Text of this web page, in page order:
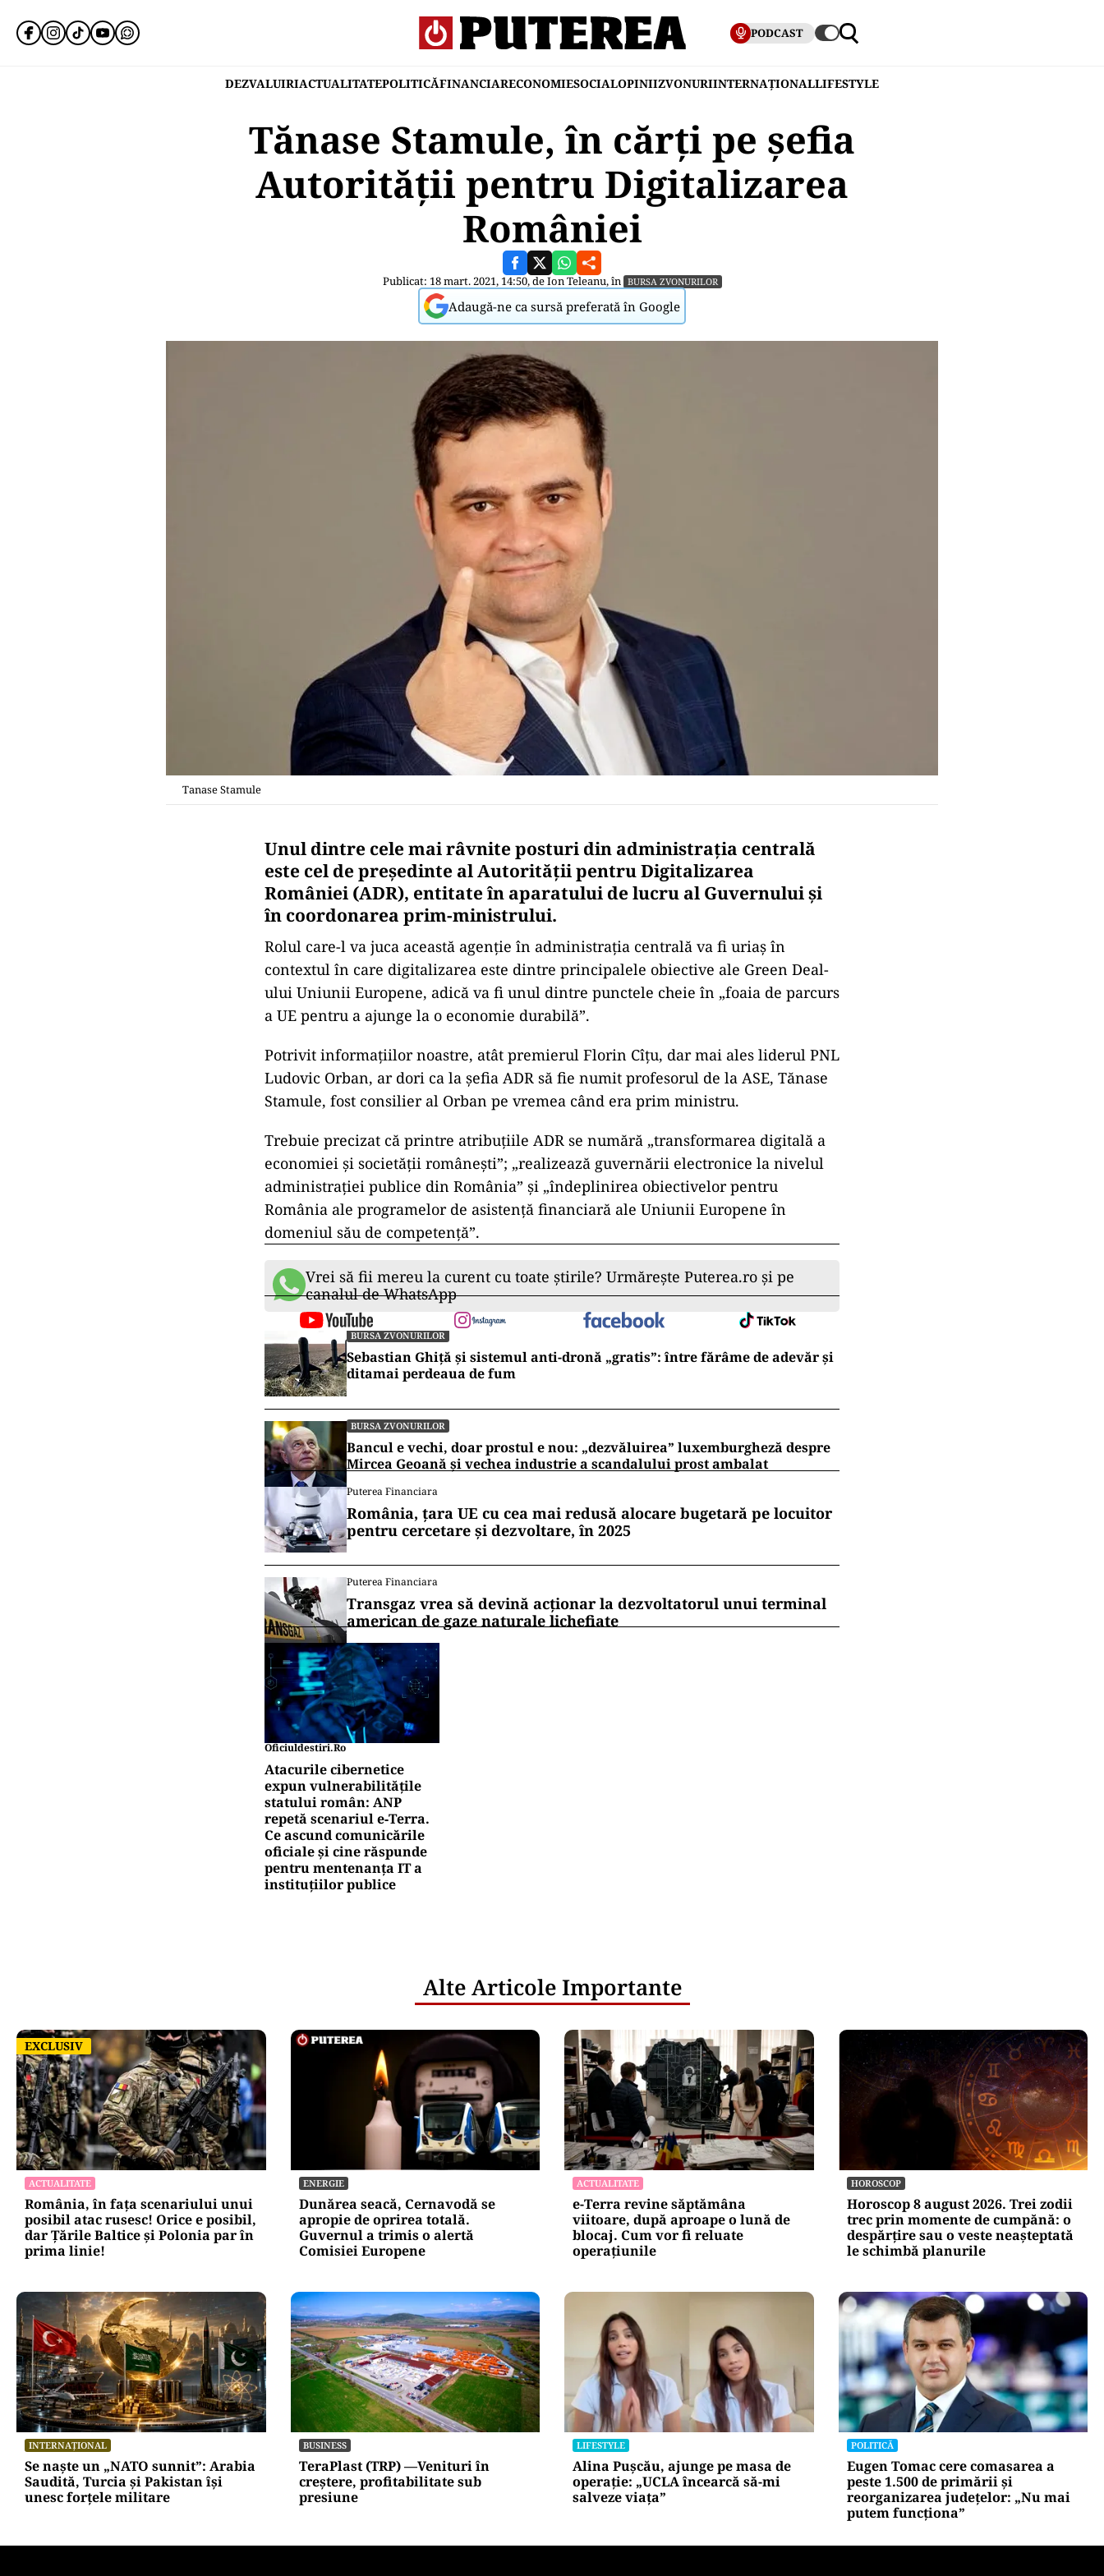
PODCAST
DEZVALUIRIACTUALITATEPOLITICĂFINANCIARECONOMIESOCIALOPINIIZVONURIINTERNAȚIONALLIFESTYLE
Tănase Stamule, în cărți pe șefia
Autorității pentru Digitalizarea
României
Publicat: 18 mart. 2021, 14:50, deIon Teleanu, în BURSA ZVONURILOR
Adaugă-ne ca sursă preferată în Google
Tanase Stamule
Unul dintre cele mai râvnite posturi din administrația centrală
este cel de președinte al Autorității pentru Digitalizarea
României (ADR), entitate în aparatului de lucru al Guvernului şi
în coordonarea prim-ministrului.
Rolul care-l va juca această agenție în administrația centrală va fi uriaș în
contextul în care digitalizarea este dintre principalele obiective ale Green Deal-
ului Uniunii Europene, adică va fi unul dintre punctele cheie în „foaia de parcurs
a UE pentru a ajunge la o economie durabilă”.
Potrivit informațiilor noastre, atât premierul Florin Cîțu, dar mai ales liderul PNL
Ludovic Orban, ar dori ca la șefia ADR să fie numit profesorul de la ASE, Tănase
Stamule, fost consilier al Orban pe vremea când era prim ministru.
ad
Trebuie precizat că printre atribuțiile ADR se numără „transformarea digitală a
economiei şi societăţii româneşti”; „realizează guvernării electronice la nivelul
administraţiei publice din România” și „îndeplinirea obiectivelor pentru
România ale programelor de asistenţă financiară ale Uniunii Europene în
domeniul său de competenţă”.
Vrei să fii mereu la curent cu toate știrile? Urmărește Puterea.ro și pe
canalul de WhatsApp
BURSA ZVONURILOR
ditamai perdeaua de fum
BURSA ZVONURILOR
Bancul e vechi, doar prostul e nou: „dezvăluirea” luxemburgheză despre
Mircea Geoană și vechea industrie a scandalului prost ambalat
Puterea Financiara
România, țara UE cu cea mai redusă alocare bugetară pe locuitor
pentru cercetare și dezvoltare, în 2025
Puterea Financiara
Transgaz vrea să devină acționar la dezvoltatorul unui terminal
Oficiuldestiri.ro
Atacurile cibernetice
expun vulnerabilitățile
statului român: ANP
repetă scenariul e‑Terra.
Ce ascund comunicările
oficiale și cine răspunde
pentru mentenanța IT a
instituțiilor publice
Alte Articole Importante
EXCLUSIV
EXCLUSIV
ACTUALITATE
România, în fața scenariului unui
posibil atac rusesc! Orice e posibil,
ENERGIE
Dunărea seacă, Cernavodă se
apropie de oprirea totală.
ACTUALITATE
e-Terra revine săptămâna
viitoare, după aproape o lună de
HOROSCOP
Horoscop 8 august 2026. Trei zodii
trec prin momente de cumpănă: o
despărțire sau o veste neașteptată